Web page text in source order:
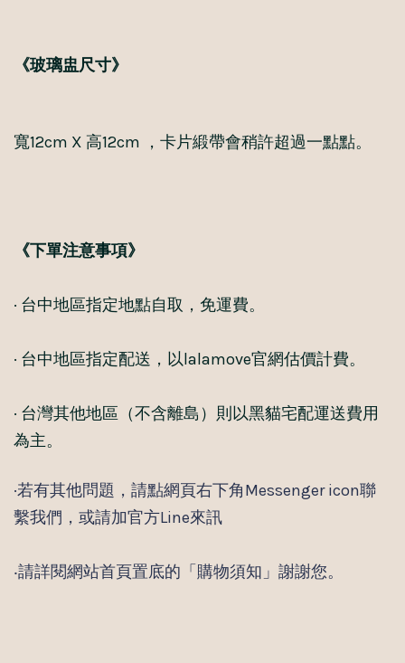
《玻璃盅尺寸》
寬12cm X 高12cm ，卡片緞帶會稍許超過一點點。
《下單注意事項》
· 台中地區指定地點自取，免運費。
· 台中地區指定配送，以lalamove官網估價計費。
· 台灣其他地區（不含離島）則以黑貓宅配運送費用
為主。
·若有其他問題，請點網頁右下角Messenger icon聯
繫我們，或請加官方Line來訊
‧請詳閱網站首頁置底的「購物須知」謝謝您。